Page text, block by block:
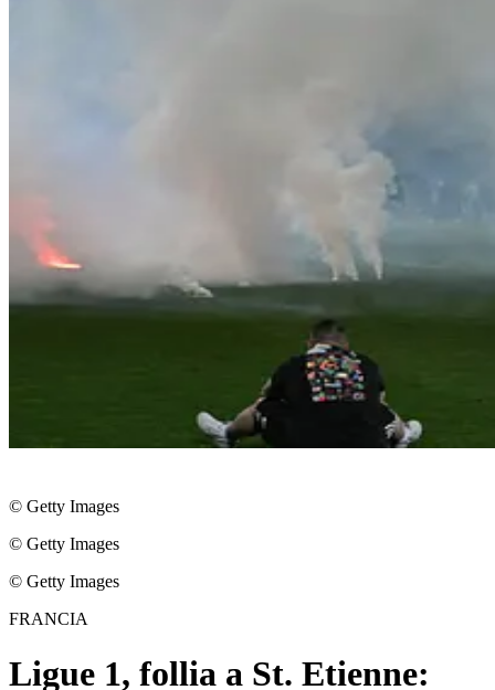
© Getty Images
© Getty Images
© Getty Images
FRANCIA
Ligue 1, follia a St. Etienne: